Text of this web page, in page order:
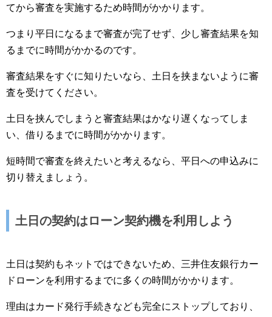
てから審査を実施するため時間がかかります。
つまり平日になるまで審査が完了せず、少し審査結果を知
るまでに時間がかかるのです。
審査結果をすぐに知りたいなら、土日を挟まないように審
査を受けてください。
土日を挟んでしまうと審査結果はかなり遅くなってしま
い、借りるまでに時間がかかります。
短時間で審査を終えたいと考えるなら、平日への申込みに
切り替えましょう。
土日の契約はローン契約機を利用しよう
土日は契約もネットではできないため、三井住友銀行カー
ドローンを利用するまでに多くの時間がかかります。
理由はカード発行手続きなども完全にストップしており、